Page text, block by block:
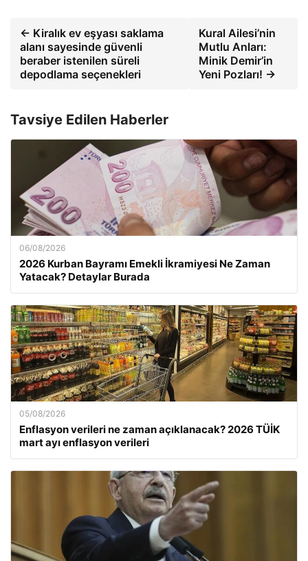
← Kiralık ev eşyası saklama
alanı sayesinde güvenli
beraber istenilen süreli
depodlama seçenekleri
Kural Ailesi’nin
Mutlu Anları:
Minik Demir’in
Yeni Pozları! →
Tavsiye Edilen Haberler
06/08/2026
2026 Kurban Bayramı Emekli İkramiyesi Ne Zaman
Yatacak? Detaylar Burada
05/08/2026
Enflasyon verileri ne zaman açıklanacak? 2026 TÜİK
mart ayı enflasyon verileri